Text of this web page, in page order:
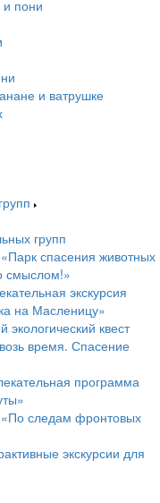
пони
и ватрушке
групп
«Парк спасения животных
смыслом!»
экскурсия
на Масленицу»
экологический квест
время. Спасение
программа
«По следам фронтовых
экскурсии для